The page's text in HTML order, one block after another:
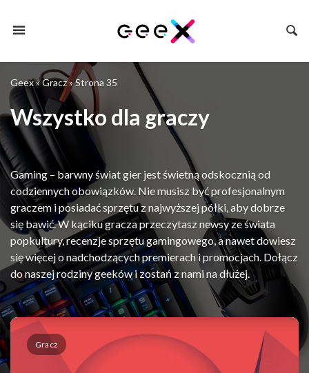
Geex»Gracz»Strona 35
Wszystko dla graczy
Gaming – barwny świat gier jest świetną odskocznią od
codziennych obowiązków. Nie musisz być profesjonalnym
graczem i posiadać sprzętu z najwyższej półki, aby dobrze
się bawić. W kąciku gracza przeczytasz newsy ze świata
popkultury, recenzje sprzętu gamingowego, a nawet dowiesz
się więcej o nadchodzących premierach i promocjach. Dołącz
do naszej rodziny geeków i zostań z nami na dłużej.
Gracz